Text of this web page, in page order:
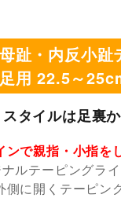
趾・内反小趾
用 22.5～
タイルは足裏か
で親指・小指を
ルテーピングライ
側に開くテーピン